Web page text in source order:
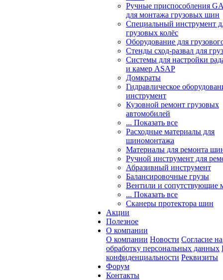
Ручные приспособления
для монтажа грузовых шин
Специальный инструмент
грузовых колёс
Оборудование для
Стенды сход-развал для
Системы для настройки
и камер ASAP
Домкраты
Гидравлическое
инструмент
Кузовной ремонт грузовых
автомобилей
... Показать все
Расходные материалы для
шиномонтажа
Материалы для ремонта
Ручной инструмент для
Абразивный инструмент
Балансировочные грузы
Вентили и сопутствующие
... Показать все
Сканеры протектора шин
Акции
Полезное
О компании
О компании Новости Согласие на
обработку персональных данных
конфиденциальности Реквизиты
Форум
Контакты